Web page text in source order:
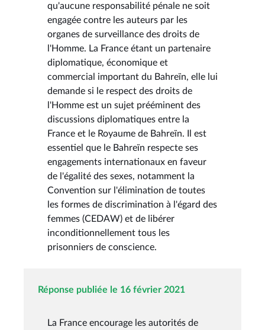
qu'aucune responsabilité pénale ne soit
engagée contre les auteurs par les
organes de surveillance des droits de
l'Homme. La France étant un partenaire
diplomatique, économique et
commercial important du Bahreïn, elle lui
demande si le respect des droits de
l'Homme est un sujet prééminent des
discussions diplomatiques entre la
France et le Royaume de Bahreïn. Il est
essentiel que le Bahreïn respecte ses
engagements internationaux en faveur
de l'égalité des sexes, notamment la
Convention sur l'élimination de toutes
les formes de discrimination à l'égard des
femmes (CEDAW) et de libérer
inconditionnellement tous les
prisonniers de conscience.
Réponse publiée le 16 février 2021
La France encourage les autorités de